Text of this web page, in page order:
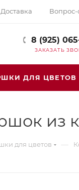
Доставка Вопрос-
8 (925)
ЗАКАЗАТЬ
ДЛЯ ЦВЕТОВ
из
для цветов —